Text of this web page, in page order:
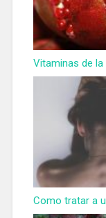
Vitaminas de la
Como tratar a